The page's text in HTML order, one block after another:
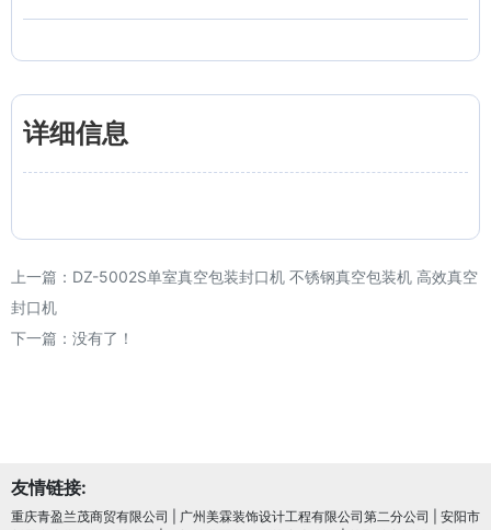
详细信息
上一篇： DZ-5002S单室真空包装封口机 不锈钢真空包装机 高效真空
封口机
下一篇：没有了！
友情链接:
重庆青盈兰茂商贸有限公司 广州美霖装饰设计工程有限公司第二分公司
安阳市